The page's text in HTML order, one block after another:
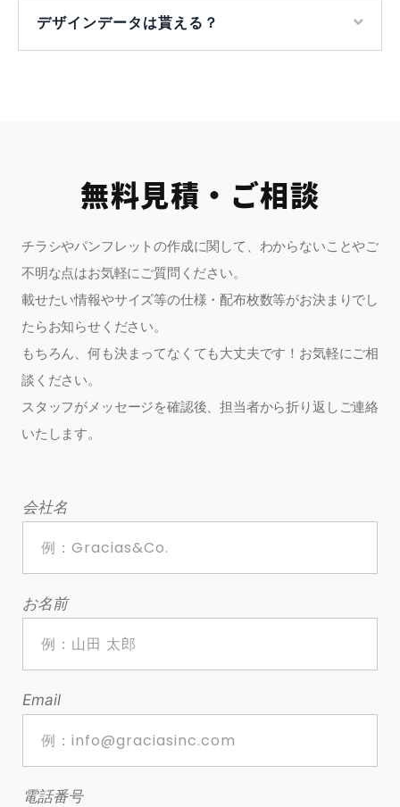
デザインデータは貰える？
無料見積・ご相談
チラシやパンフレットの作成に関して、わからないことやご
不明な点はお気軽にご質問ください。
載せたい情報やサイズ等の仕様・配布枚数等がお決まりでし
たらお知らせください。
もちろん、何も決まってなくても大丈夫です！お気軽にご相
談ください。
スタッフがメッセージを確認後、担当者から折り返しご連絡
いたします。
会社名
お名前
Email
電話番号